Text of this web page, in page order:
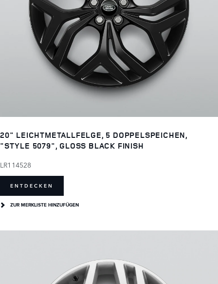
20" LEICHTMETALLFELGE, 5 DOPPELSPEICHEN,
"STYLE 5079", GLOSS BLACK FINISH
LR114528
ENTDECKEN
ZUR MERKLISTE HINZUFÜGEN